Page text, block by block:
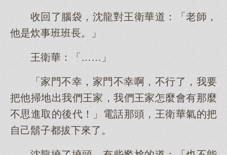
收回了腦袋，沈龍對王衛華道：「老師，
他是炊事班班長。」
王衛華：「……」
「家門不幸，家門不幸啊，不行了，我要
把他掃地出我們王家，我們王家怎麼會有那麼
不思進取的後代！」電話那頭，王衛華氣的把
自己鬍子都拔下來了。